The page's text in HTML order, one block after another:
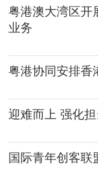
粤港澳大湾区开
业务
粤港协同安排香
迎难而上 强化
国际青年创客联